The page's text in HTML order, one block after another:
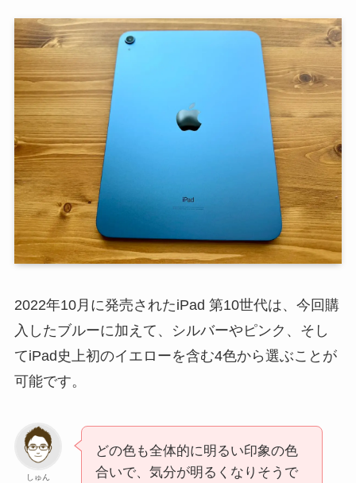
2022年10月に発売されたiPad 第10世代は、今回購
入したブルーに加えて、シルバーやピンク、そし
てiPad史上初のイエローを含む4色から選ぶことが
可能です。
しゅん
どの色も全体的に明るい印象の色
合いで、気分が明るくなりそうで